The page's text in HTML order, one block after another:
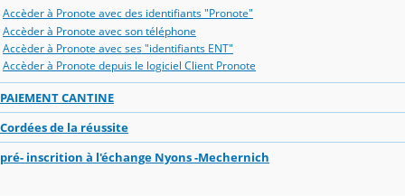
Accèder à Pronote avec des identifiants "Pronote"
Accèder à Pronote avec son téléphone
Accèder à Pronote avec ses "identifiants ENT"
Accèder à Pronote depuis le logiciel Client Pronote
PAIEMENT CANTINE
Cordées de la réussite
pré- inscrition à l'échange Nyons -Mechernich